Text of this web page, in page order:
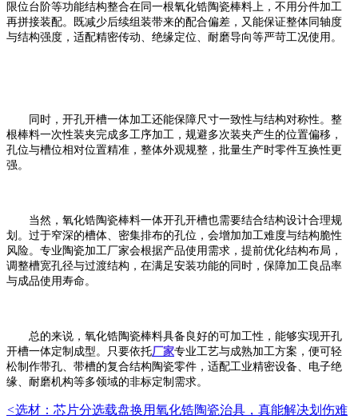
限位台阶等功能结构整合在同一根氧化锆陶瓷棒料上，不用分件加工
再拼接装配。既减少后续组装带来的配合偏差，又能保证整体同轴度
与结构强度，适配精密传动、绝缘定位、耐磨导向等严苛工况使用。
同时，开孔开槽一体加工还能保障尺寸一致性与结构对称性。整
根棒料一次性装夹完成多工序加工，规避多次装夹产生的位置偏移，
孔位与槽位相对位置精准，整体外观规整，批量生产时零件互换性更
强。
当然，氧化锆陶瓷棒料一体开孔开槽也需要结合结构设计合理规
划。过于窄深的槽体、密集排布的孔位，会增加加工难度与结构脆性
风险。专业陶瓷加工厂家会根据产品使用需求，提前优化结构布局，
调整槽宽孔径与过渡结构，在满足安装功能的同时，保障加工良品率
与成品使用寿命。
总的来说，氧化锆陶瓷棒料具备良好的可加工性，能够实现开孔
开槽一体定制成型。只要依托厂家专业工艺与成熟加工方案，便可轻
松制作带孔、带槽的复合结构陶瓷零件，适配工业精密设备、电子绝
缘、耐磨机构等多领域的非标定制需求。
<选材：芯片分选载盘换用氧化锆陶瓷治具，真能解决划伤难